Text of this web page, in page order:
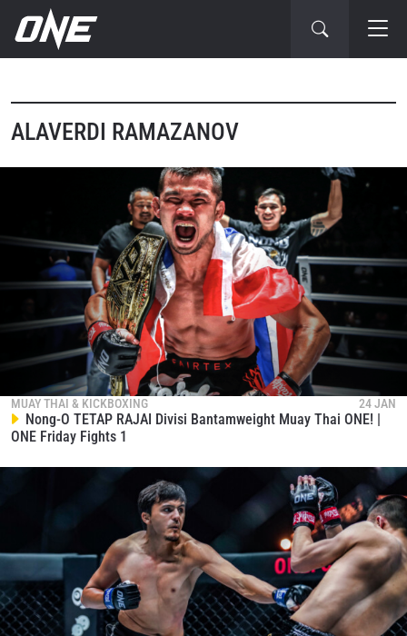
ALAVERDI RAMAZANOV
MUAY THAI & KICKBOXING 24 JAN
Nong-O TETAP RAJAI Divisi Bantamweight Muay Thai ONE! |
ONE Friday Fights 1